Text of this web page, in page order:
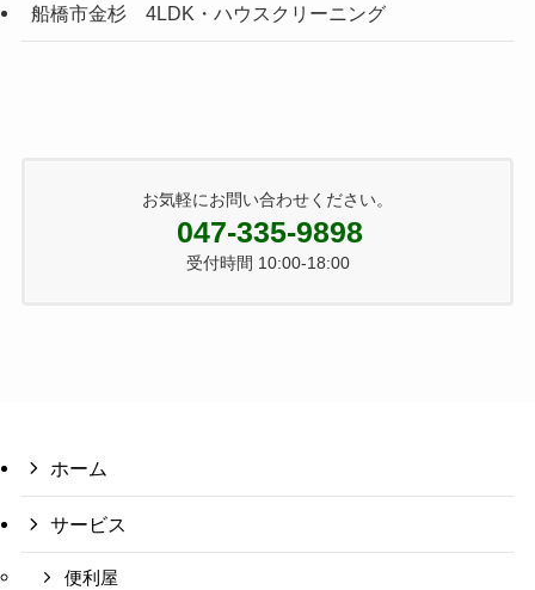
船橋市金杉 4LDK・ハウスクリーニング
お気軽にお問い合わせください。
047-335-9898
受付時間 10:00-18:00
ホーム
サービス
便利屋